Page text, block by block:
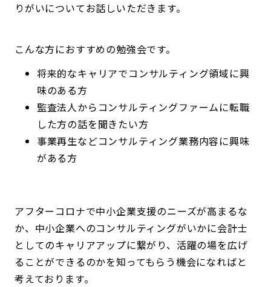
りがいについてお話しいただきます。
こんな方におすすめの勉強会です。
将来的なキャリアでコンサルティング領域に興
味のある方
監査法人からコンサルティングファームに転職
した方の話を聞きたい方
事業再生などコンサルティング業務内容に興味
がある方
アフターコロナで中小企業支援のニーズが高まるな
か、中小企業へのコンサルティングがいかに会計士
としてのキャリアアップに繋がり、活躍の場を広げ
ることができるのかを知ってもらう機会になればと
考えております。